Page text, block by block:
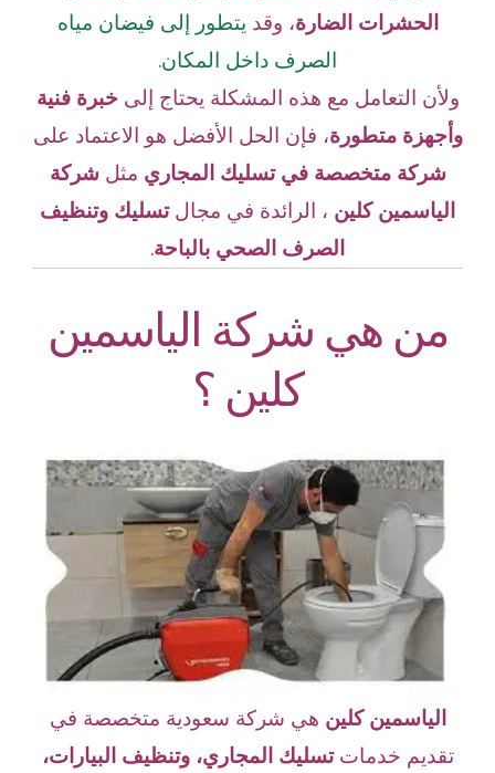
الحشرات الضارة، وقد يتطور إلى فيضان مياه
الصرف داخل المكان.
ولأن التعامل مع هذه المشكلة يحتاج إلىخبرة فنية
وأجهزة متطورة، فإن الحل الأفضل هو الاعتماد على
شركة متخصصة في تسليك المجاري مثلشركة
الياسمين كلين ، الرائدة في مجالتسليك وتنظيف
الصرف الصحي بالباحة.
من هي شركة الياسمين
كلين ؟
الياسمين كلين هي شركة سعودية متخصصة في
تقديم خدماتتسليك المجاري، وتنظيف البيارات،